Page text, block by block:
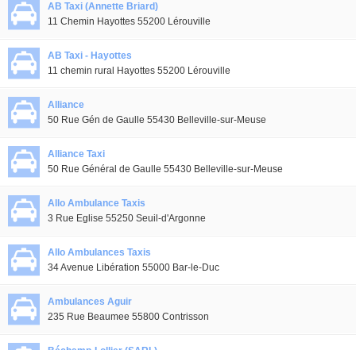
AB Taxi (Annette Briard)
11 Chemin Hayottes 55200 Lérouville
AB Taxi - Hayottes
11 chemin rural Hayottes 55200 Lérouville
Alliance
50 Rue Gén de Gaulle 55430 Belleville-sur-Meuse
Alliance Taxi
50 Rue Général de Gaulle 55430 Belleville-sur-Meuse
Allo Ambulance Taxis
3 Rue Eglise 55250 Seuil-d'Argonne
Allo Ambulances Taxis
34 Avenue Libération 55000 Bar-le-Duc
Ambulances Aguir
235 Rue Beaumee 55800 Contrisson